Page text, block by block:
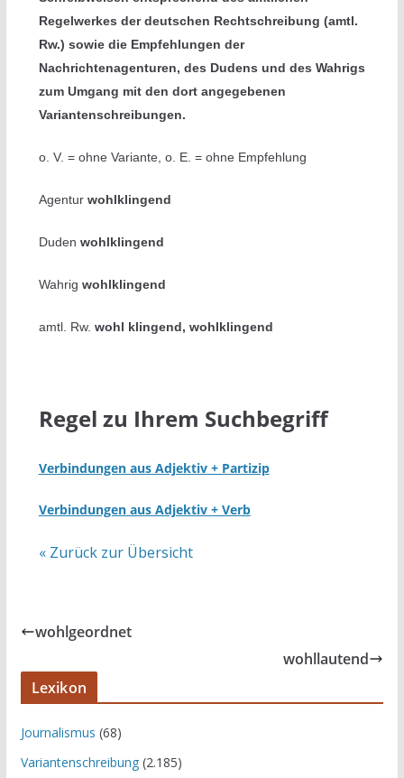
Regelwerkes der deutschen Rechtschreibung (amtl.
Rw.) sowie die Empfehlungen der
Nachrichtenagenturen, des Dudens und des Wahrigs
zum Umgang mit den dort angegebenen
Variantenschreibungen.
o. V. = ohne Variante, o. E. = ohne Empfehlung
Agentur wohlklingend
Duden wohlklingend
Wahrig wohlklingend
amtl. Rw. wohl klingend, wohlklingend
Regel zu Ihrem Suchbegriff
Verbindungen aus Adjektiv + Partizip
Verbindungen aus Adjektiv + Verb
« Zurück zur Übersicht
wohlgeordnet
wohllautend
Lexikon
Journalismus (68)
Variantenschreibung(2.185)